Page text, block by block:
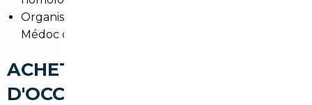
Organisation de la livraison directe à Le Taillan-
Médoc ou à proximité.
ACHETER UNE VOITURE
D'OCCASION AU MEILLEUR PRIX